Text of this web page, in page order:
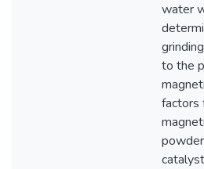
water
to the
factors